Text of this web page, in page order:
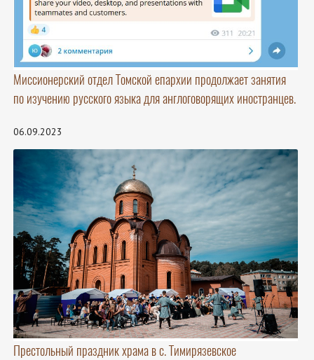
Миссионерский отдел Томской епархии продолжает занятия
по изучению русского языка для англоговорящих иностранцев.
06.09.2023
Престольный праздник храма в с. Тимирязевское